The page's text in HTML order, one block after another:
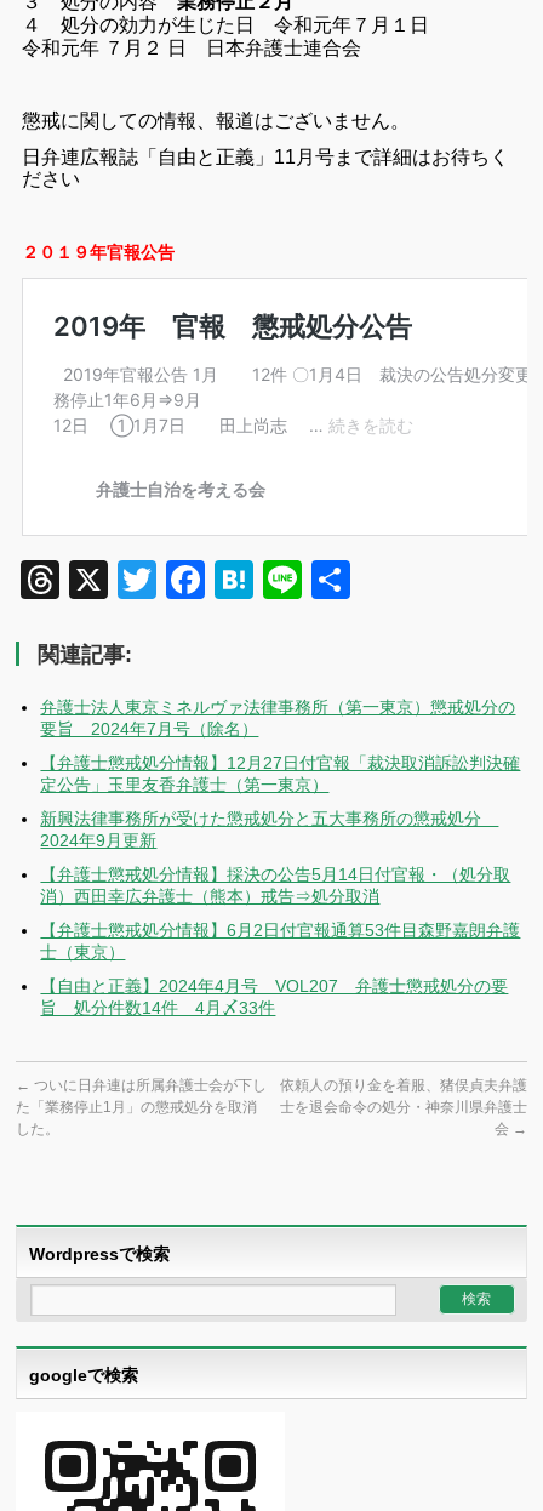
４ 処分の効力が生じた日令和元年７月１日
令和元年 ７月２ 日 日本弁護士連合会
懲戒に関しての情報、報道はございません。
日弁連広報誌「自由と正義」11月号まで詳細はお待ちく
ださい
２０１９年官報公告
Threads
X TwitterFacebook
Hatena
Line
関連記事:
弁護士法人東京ミネルヴァ法律事務所（第一東京）懲戒処分の
要旨 2024年7月号（除名）
【弁護士懲戒処分情報】12月27日付官報「裁決取消訴訟判決確
定公告」玉里友香弁護士（第一東京）
新興法律事務所が受けた懲戒処分と五大事務所の懲戒処分
2024年9月更新
【弁護士懲戒処分情報】採決の公告5月14日付官報・（処分取
消）西田幸広弁護士（熊本）戒告⇒処分取消
【弁護士懲戒処分情報】6月2日付官報通算53件目森野嘉朗弁護
士（東京）
【自由と正義】2024年4月号 VOL207 弁護士懲戒処分の要
旨 処分件数14件 4月〆33件
← ついに日弁連は所属弁護士会が下し
た「業務停止1月」の懲戒処分を取消
した。
依頼人の預り金を着服、猪俣貞夫弁護
士を退会命令の処分・神奈川県弁護士
会 →
Wordpressで検索
googleで検索